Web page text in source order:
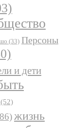
(33) Персоны
и дети
(52)
жизнь